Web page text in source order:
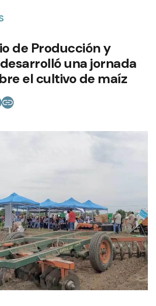
de Producción y
una jornada
el cultivo de maíz